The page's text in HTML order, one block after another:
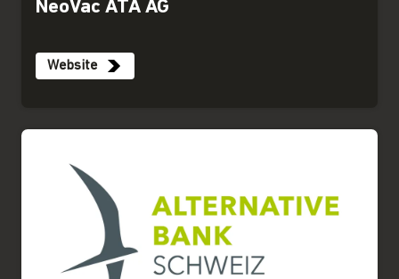
NeoVac ATA AG
Website